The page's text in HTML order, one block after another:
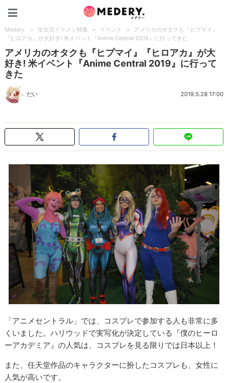
Medery. > 全次元イケメン特集 > イベント >
アメリカのオタクも『ヒプマイ』
『ヒロアカ』が大好き! 米イベント『Anime Central 2019』に行ってきた
アメリカのオタクも『ヒプマイ』『ヒロアカ』が大
好き! 米イベント『Anime Central 2019』に行って
きた
だい 2019.5.28 17:00
「アニメセントラル」では、コスプレで参加する人も非常に多
くいました。ハリウッドで実写化が決定している『僕のヒーロ
ーアカデミア』の人気は、コスプレを見る限りでは日本以上！
また、任天堂作品のキャラクターに扮したコスプレも、女性に
人気が高いです。